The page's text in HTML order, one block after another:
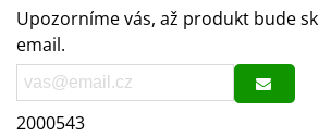
Upozorníme vás, až produkt bude
email.
2000543